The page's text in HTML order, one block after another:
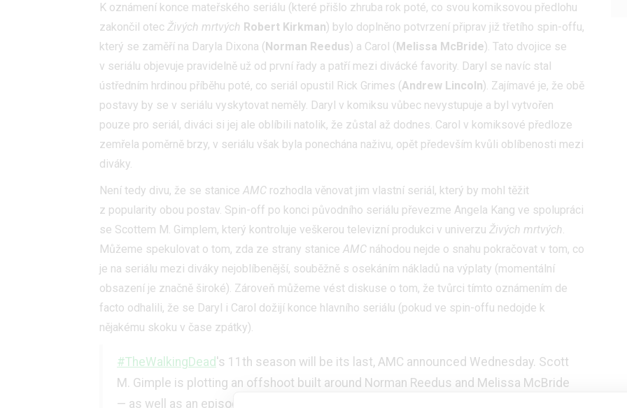
K oznámení konce mateřského seriálu (které přišlo zhruba rok poté, co svou komiksovou předlohu
zakončil otec Živých mrtvých Robert Kirkman) bylo doplněno potvrzení připrav již třetího spin-offu,
který se zaměří na Daryla Dixona ( Norman Reedus) a Carol ( Melissa McBride). Tato dvojice se
v seriálu objevuje pravidelně už od první řady a patří mezi divácké favority. Daryl se navíc stal
ústředním hrdinou příběhu poté, co seriál opustil Rick Grimes (Andrew Lincoln). Zajímavé je, že obě
postavy by se v seriálu vyskytovat neměly. Daryl v komiksu vůbec nevystupuje a byl vytvořen
pouze pro seriál, diváci si jej ale oblíbili natolik, že zůstal až dodnes. Carol v komiksové předloze
zemřela poměrně brzy, v seriálu však byla ponechána naživu, opět především kvůli oblíbenosti mezi
diváky.
Není tedy divu, že se stanice AMC rozhodla věnovat jim vlastní seriál, který by mohl těžit
z popularity obou postav. Spin-off po konci původního seriálu převezme Angela Kang ve spolupráci
se Scottem M. Gimplem, který kontroluje veškerou televizní produkci v univerzu Živých mrtvých.
Můžeme spekulovat o tom, zda ze strany stanice AMC náhodou nejde o snahu pokračovat v tom, co
je na seriálu mezi diváky nejoblíbenější, souběžně s osekáním nákladů na výplaty (momentální
obsazení je značně široké). Zároveň můžeme vést diskuse o tom, že tvůrci tímto oznámením de
facto odhalili, že se Daryl i Carol dožijí konce hlavního seriálu (pokud ve spin-offu nedojde k
nějakému skoku v čase zpátky).
#TheWalkingDead 's 11th season will be its last, AMC announced Wednesday. Scott
M. Gimple is plotting an offshoot built around Norman Reedus and Melissa McBride
— as well as an episodic anthology show.